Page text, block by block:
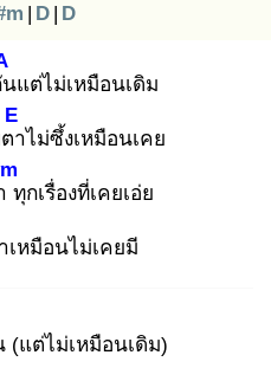
| D | D
นแต่ไม่เหมือนเดิม
า
E
ไม่ซึ้งเหมือนเคย
ทุกเรื่องที่เคยเอ่ย
เหมือนไม่เคยมี
(แต่ไม่เหมือนเดิม)